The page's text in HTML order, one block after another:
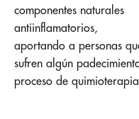
componentes naturales
antiinflamatorios,
aportando a personas
sufren algún
proceso de